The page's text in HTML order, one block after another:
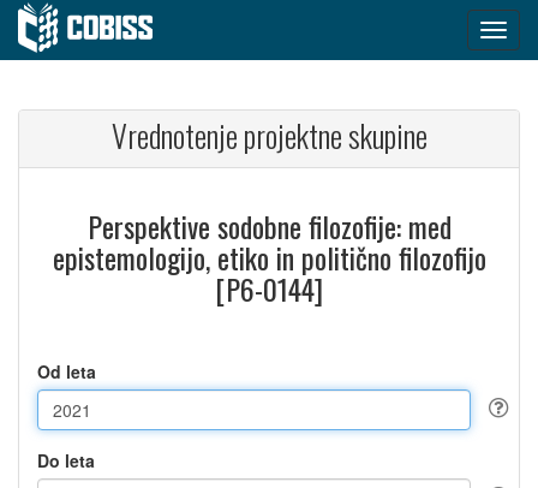
Vrednotenje projektne skupine
Perspektive sodobne filozofije: med
epistemologijo, etiko in politično filozofijo
[P6-0144]
Od leta
Do leta